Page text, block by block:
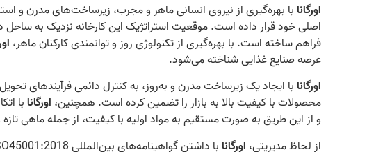
اورگانابا بهره‌گیری از نیروی انسانی ماهر و مجرب، زیرساخت‌های مدرن و
اصلی خود قرار داده است. موقعیت استراتژیک این کارخانه نزدیک به
فراهم ساخته است. با بهره‌گیری از تکنولوژی روز و توانمندی کارکنان ماهر،
عرصه صنایع غذایی شناخته می‌شود.
اورگانابا ایجاد یک زیرساخت مدرن و به‌روز، به کنترل دائمی فرآیندهای
محصولات با کیفیت بالا به بازار را تضمین کرده است. همچنین، اورگانابا
و از این طریق به صورت مستقیم به مواد اولیه با کیفیت، از جمله ماهی
از لحاظ مدیریتی، اورگانا